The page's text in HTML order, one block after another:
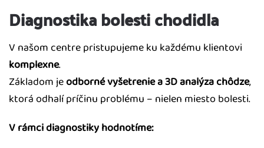
Diagnostika bolesti chodidla
V našom centre pristupujeme ku každému klientovi
komplexne.
Základom jeodborné vyšetrenie a 3D analýza chôdze,
ktorá odhalí príčinu problému – nielen miesto bolesti.
V rámci diagnostiky hodnotíme: